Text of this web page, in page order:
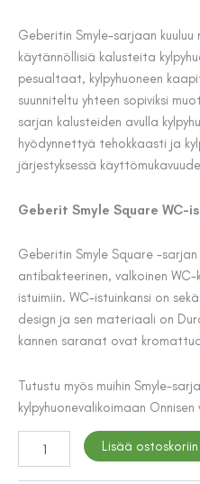
Geberitin Smyle-sarjaan
käytännöllisiä kalusteita
pesualtaat, kylpyhuoneen
suunniteltu yhteen sopiviksi
sarjan kalusteiden avulla
hyödynnettyä tehokkaasti ja
järjestyksessä
Geberit Smyle Square WC-
Geberitin Smyle Square -sarjan
antibakteerinen, valkoinen
istuimiin. WC-istuinkansi on
design ja sen materiaali on
kannen saranat ovat
Tutustu myös muihin Smyle-
kylpyhuonevalikoimaan
ISTUINKANSI
Lisää ostoskoriin